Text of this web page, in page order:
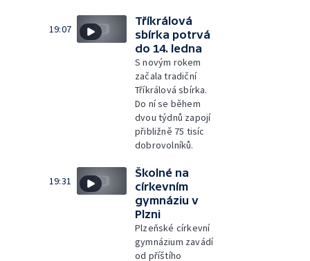
19:07
Tříkrálová
sbírka potrvá
do 14. ledna
S novým rokem
začala tradiční
Tříkrálová sbírka.
Do ní se během
dvou týdnů zapojí
přibližně 75 tisíc
dobrovolníků.
19:31
Školné na
církevním
gymnáziu v
Plzni
Plzeňské církevní
gymnázium zavádí
od příštího